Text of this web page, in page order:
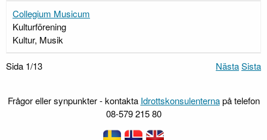
Collegium Musicum
Kulturförening
Kultur, Musik
Sida 1/13 NästaSista
Frågor eller synpunkter - kontakta Idrottskonsulenternapå telefon
08-579 215 80